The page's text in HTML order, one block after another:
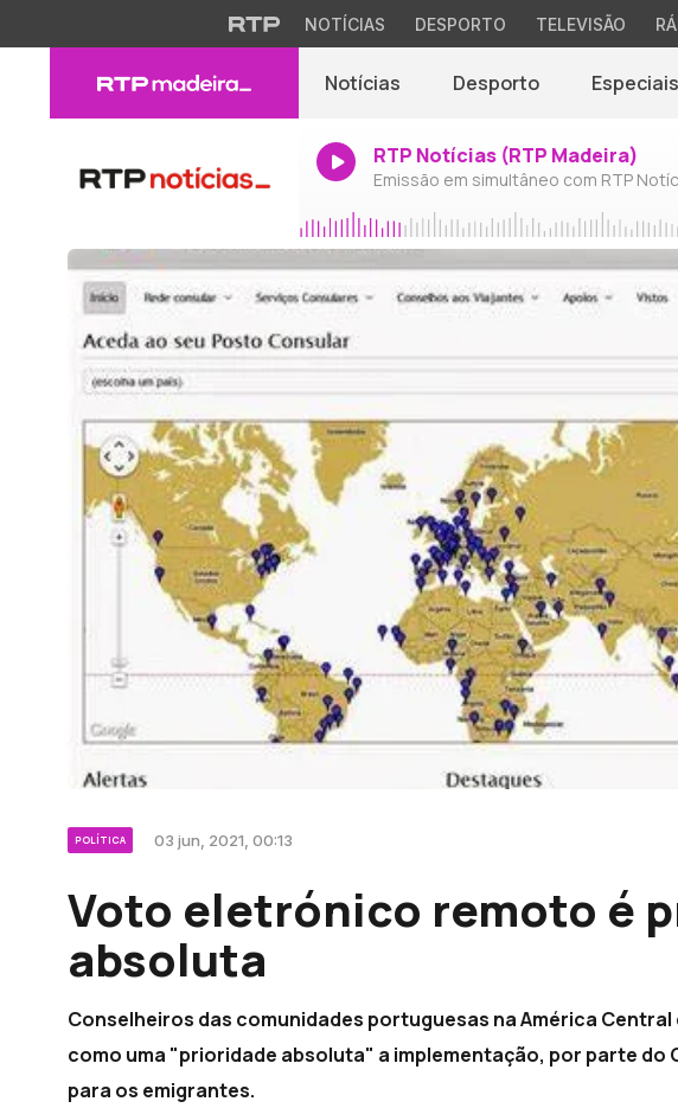
NOTÍCIAS DESPORTO TELEVISÃO
Notícias Desporto Especiais
RTP Notícias (RTP Madeira)
Emissão em simultâneo com RTP
POLÍTICA 03 jun, 2021, 00:13
Voto eletrónico remoto é
absoluta
Conselheiros das comunidades portuguesas na América Central
como uma "prioridade absoluta" a implementação, por parte
para os emigrantes.